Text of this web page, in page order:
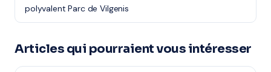
polyvalent Parc de Vilgenis
Articles qui pourraient vous intéresser